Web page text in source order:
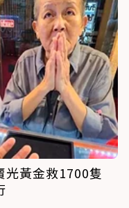
光黃金救1700隻